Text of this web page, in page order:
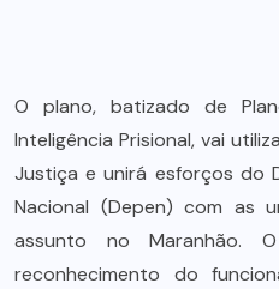
O plano, batizado de
Inteligência Prisional, vai
Justiça e unirá esforços do
Nacional (Depen) com as
assunto no Maranhão.
reconhecimento do